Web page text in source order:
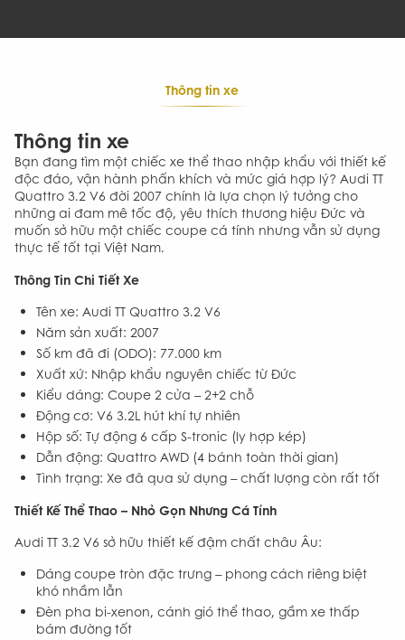
Thông tin xe
Thông tin xe
Bạn đang tìm một chiếc xe thể thao nhập khẩu với thiết kế
độc đáo, vận hành phấn khích và mức giá hợp lý? Audi TT
Quattro 3.2 V6 đời 2007 chính là lựa chọn lý tưởng cho
những ai đam mê tốc độ, yêu thích thương hiệu Đức và
muốn sở hữu một chiếc coupe cá tính nhưng vẫn sử dụng
thực tế tốt tại Việt Nam.
Thông Tin Chi Tiết Xe
Tên xe: Audi TT Quattro 3.2 V6
Năm sản xuất: 2007
Số km đã đi (ODO): 77.000 km
Xuất xứ: Nhập khẩu nguyên chiếc từ Đức
Kiểu dáng: Coupe 2 cửa – 2+2 chỗ
Động cơ: V6 3.2L hút khí tự nhiên
Hộp số: Tự động 6 cấp S-tronic (ly hợp kép)
Dẫn động: Quattro AWD (4 bánh toàn thời gian)
Tình trạng: Xe đã qua sử dụng – chất lượng còn rất tốt
Thiết Kế Thể Thao – Nhỏ Gọn Nhưng Cá Tính
Audi TT 3.2 V6 sở hữu thiết kế đậm chất châu Âu:
Dáng coupe tròn đặc trưng – phong cách riêng biệt
khó nhầm lẫn
Đèn pha bi-xenon, cánh gió thể thao, gầm xe thấp
bám đường tốt